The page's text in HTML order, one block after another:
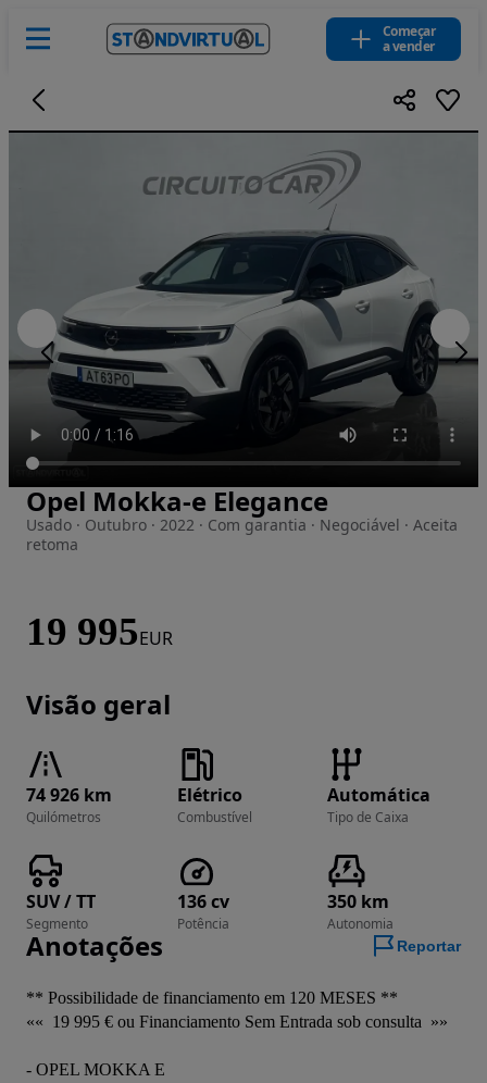
Começar
a vender
Imagem 1 de 47
Opel Mokka-e Elegance
Usado · Outubro · 2022 · Com garantia · Negociável · Aceita
retoma
19 995EUR
Visão geral
74 926 km
Quilómetros
Elétrico
Combustível
Automática
Tipo de Caixa
SUV / TT
Segmento
136 cv
Potência
350 km
Autonomia
Anotações Reportar
** Possibilidade de financiamento em 120 MESES **
««  19 995 € ou Financiamento Sem Entrada sob consulta  »»
- OPEL MOKKA E